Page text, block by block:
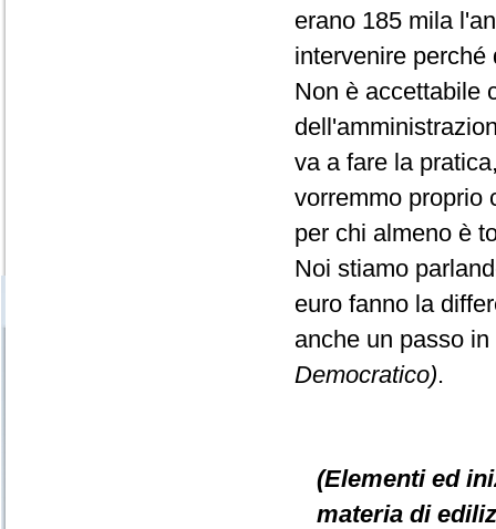
erano 185 mila
intervenire
Non è accettabile
va a fare la
vorremmo proprio
per chi almeno è
Noi stiamo
euro fanno la
anche un passo
Democratico).
(Elementi ed
materia di